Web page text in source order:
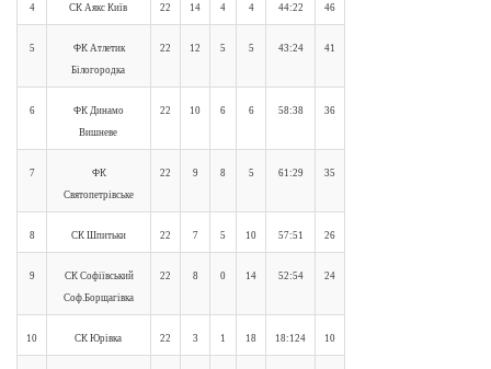
4 СК Аякс Київ 22 14 4 4 44:22 46
5
ФК Атлетик
Білогородка
22 12 5 5 43:24 41
6
ФК Динамо
Вишневе
22 10 6 6 58:38 36
7
ФК
Святопетрівське
22 9 8 5 61:29 35
8 СК Шпитьки 22 7 5 10 57:51 26
9
СК Софіївський
Соф.Борщагівка
22 8 0 14 52:54 24
10 СК Юрівка 22 3 1 18 18:124 10